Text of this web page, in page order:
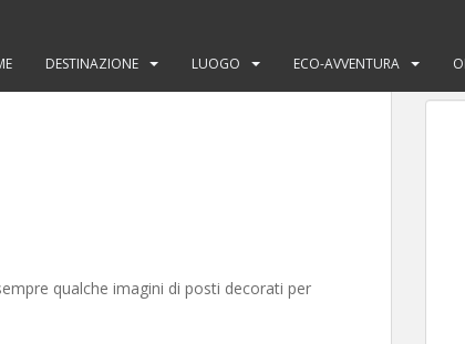
DESTINAZIONE LUOGO ECO-AVVENTURA
qualche imagini di posti decorati per